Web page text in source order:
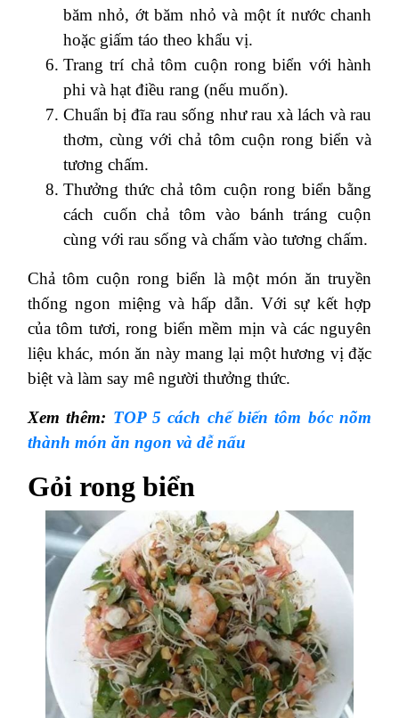
băm nhỏ, ớt băm nhỏ và một ít nước chanh
hoặc giấm táo theo khẩu vị.
Trang trí chả tôm cuộn rong biển với hành
phi và hạt điều rang (nếu muốn).
Chuẩn bị đĩa rau sống như rau xà lách và rau
thơm, cùng với chả tôm cuộn rong biển và
tương chấm.
Thưởng thức chả tôm cuộn rong biển bằng
cách cuốn chả tôm vào bánh tráng cuộn
cùng với rau sống và chấm vào tương chấm.
Chả tôm cuộn rong biển là một món ăn truyền
thống ngon miệng và hấp dẫn. Với sự kết hợp
của tôm tươi, rong biển mềm mịn và các nguyên
liệu khác, món ăn này mang lại một hương vị đặc
biệt và làm say mê người thưởng thức.
Xem thêm: TOP 5 cách chế biến tôm bóc nõm
thành món ăn ngon và dễ nấu
Gỏi rong biển